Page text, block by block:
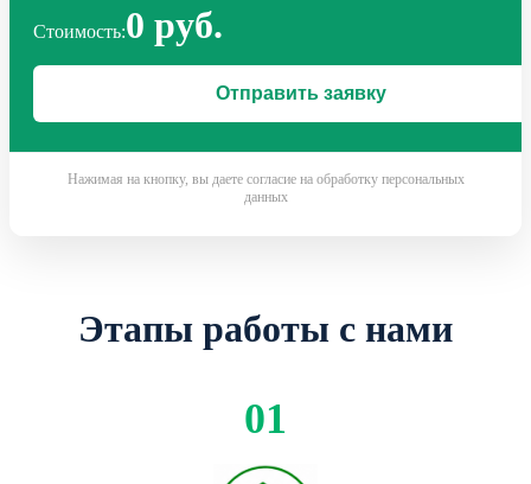
Стоимость:0 руб.
Нажимая на кнопку, вы даете согласие на обработку персональных
данных
Этапы работы с нами